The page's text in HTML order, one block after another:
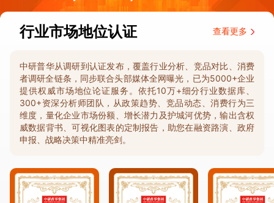
行业市场地位认证 查看更多
中研普华从调研到认证发布，覆盖行业分析、竞品对比、消费
者调研全链条，同步联合头部媒体全网曝光，已为5000+企业
提供权威市场地位论证服务。依托10万+细分行业数据库、
300+资深分析师团队，从政策趋势、竞品动态、消费行为三
维度，量化企业市场份额、增长潜力及护城河优势，输出含权
威数据背书、可视化图表的定制报告，助您在融资路演、政府
申报、战略决策中精准亮剑。